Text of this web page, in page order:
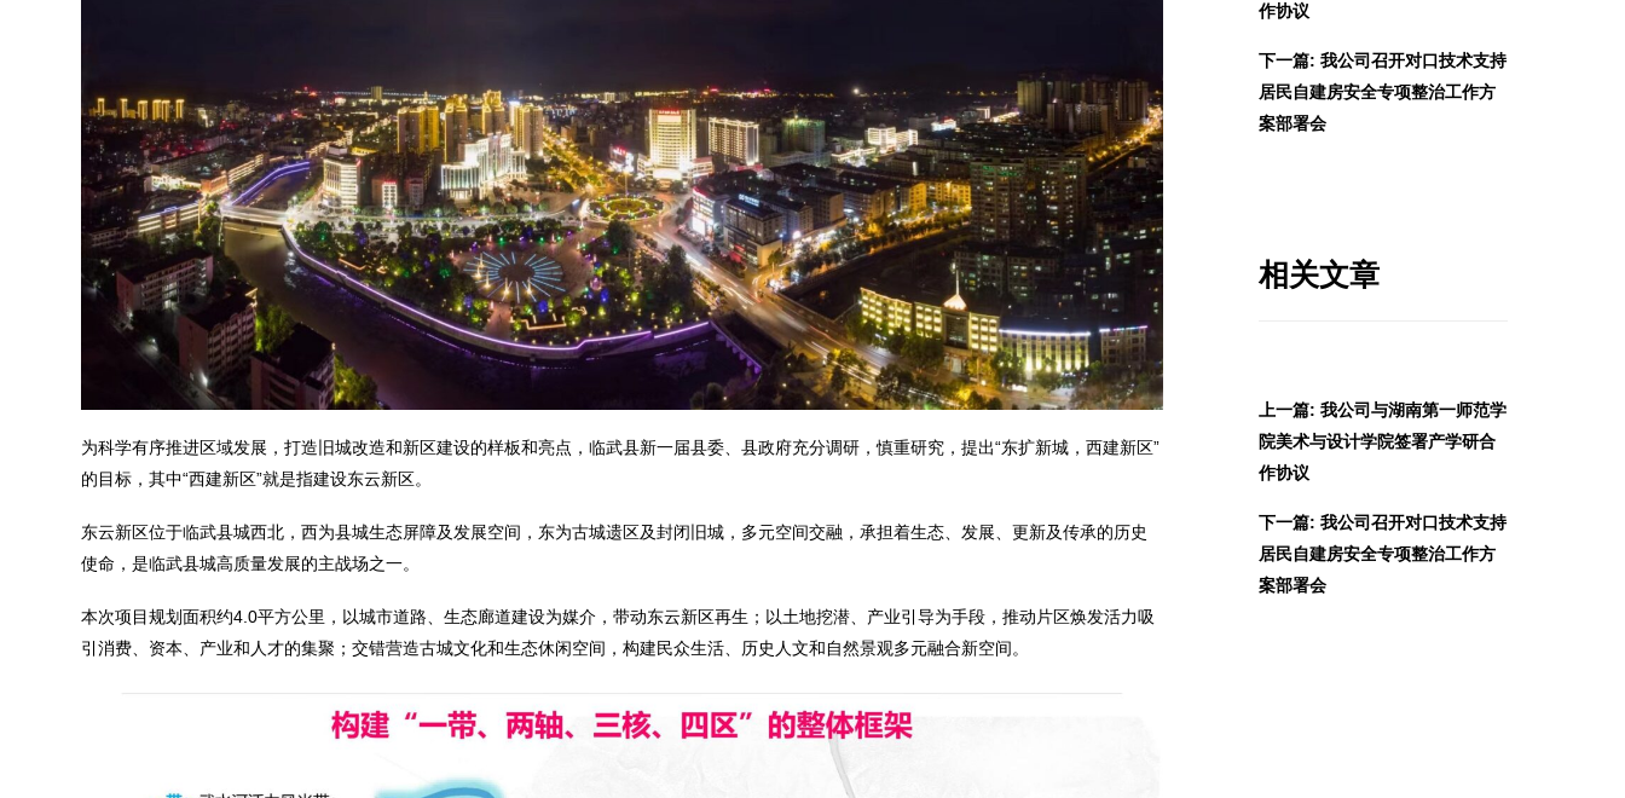
为科学有序推进区域发展，打造旧城改造和新区建设的样板和亮点，临武县新一届县委、县政府充分调研，慎重研究，提出“东扩新城，西建新区”
的目标，其中“西建新区”就是指建设东云新区。
东云新区位于临武县城西北，西为县城生态屏障及发展空间，东为古城遗区及封闭旧城，多元空间交融，承担着生态、发展、更新及传承的历史
使命，是临武县城高质量发展的主战场之一。
本次项目规划面积约4.0平方公里，以城市道路、生态廊道建设为媒介，带动东云新区再生；以土地挖潜、产业引导为手段，推动片区焕发活力吸
引消费、资本、产业和人才的集聚；交错营造古城文化和生态休闲空间，构建民众生活、历史人文和自然景观多元融合新空间。
作协议
下一篇: 我公司召开对口技术支持
居民自建房安全专项整治工作方
案部署会
相关文章
上一篇: 我公司与湖南第一师范学
院美术与设计学院签署产学研合
作协议
下一篇: 我公司召开对口技术支持
居民自建房安全专项整治工作方
案部署会